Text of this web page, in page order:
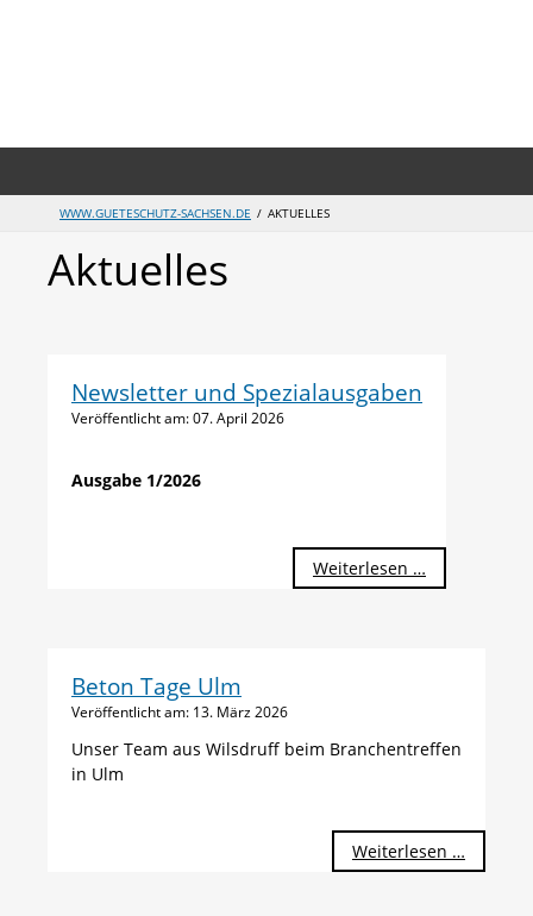
WWW.GUETESCHUTZ-SACHSEN.DE AKTUELLES
Aktuelles
Newsletter und Spezialausgaben
Veröffentlicht am: 07. April 2026
Ausgabe 1/2026
Weiterlesen …
Beton Tage Ulm
Veröffentlicht am: 13. März 2026
Unser Team aus Wilsdruff beim Branchentreffen
in Ulm
Weiterlesen …
Tage